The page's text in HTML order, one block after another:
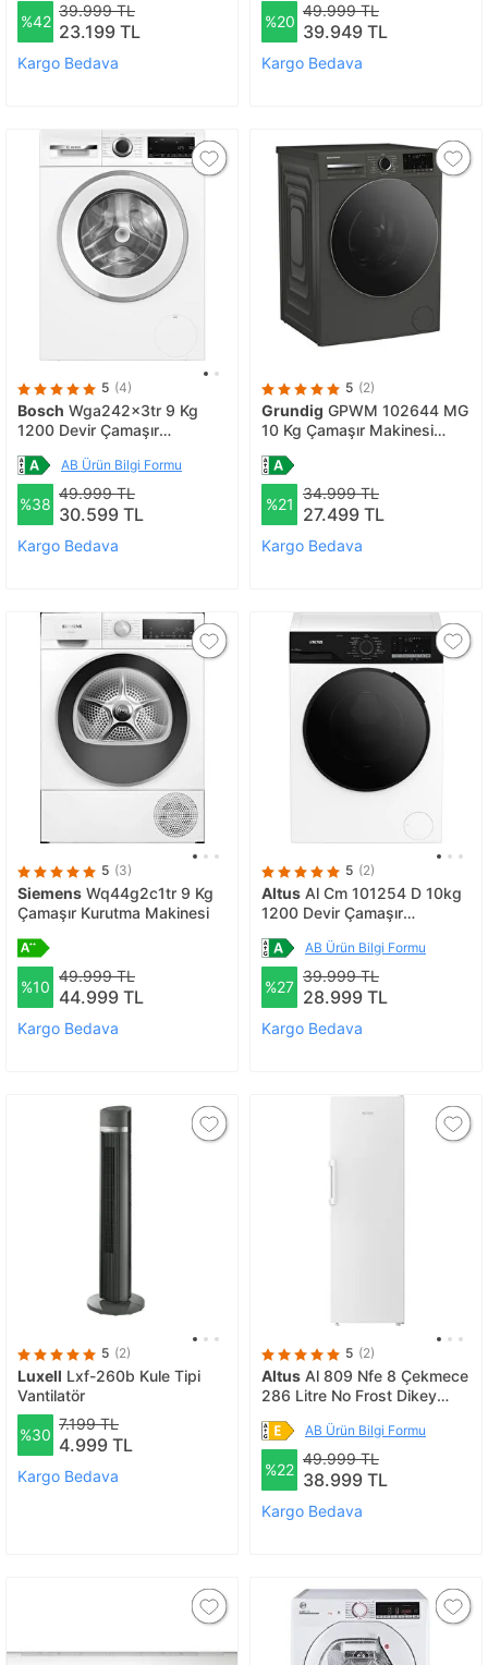
%42
39.999 TL
23.199 TL
Kargo Bedava
%20
49.999 TL
39.949 TL
Kargo Bedava
5 (4)
Bosch Wga242x3tr 9 Kg
1200 Devir Çamaşır
AB Ürün Bilgi Formu
%38
49.999 TL
30.599 TL
Kargo Bedava
5 (2)
Grundig GPWM 102644 MG
10 Kg Çamaşır Makinesi
%21
34.999 TL
27.499 TL
Kargo Bedava
5 (3)
Siemens Wq44g2c1tr 9 Kg
Çamaşır Kurutma Makinesi
%10
49.999 TL
44.999 TL
Kargo Bedava
5 (2)
Altus Al Cm 101254 D 10kg
1200 Devir Çamaşır
AB Ürün Bilgi Formu
%27
39.999 TL
28.999 TL
Kargo Bedava
5 (2)
Luxell Lxf-260b Kule Tipi
Vantilatör
%30
7.199 TL
4.999 TL
Kargo Bedava
5 (2)
Altus Al 809 Nfe 8 Çekmece
286 Litre No Frost Dikey
AB Ürün Bilgi Formu
%22
49.999 TL
38.999 TL
Kargo Bedava